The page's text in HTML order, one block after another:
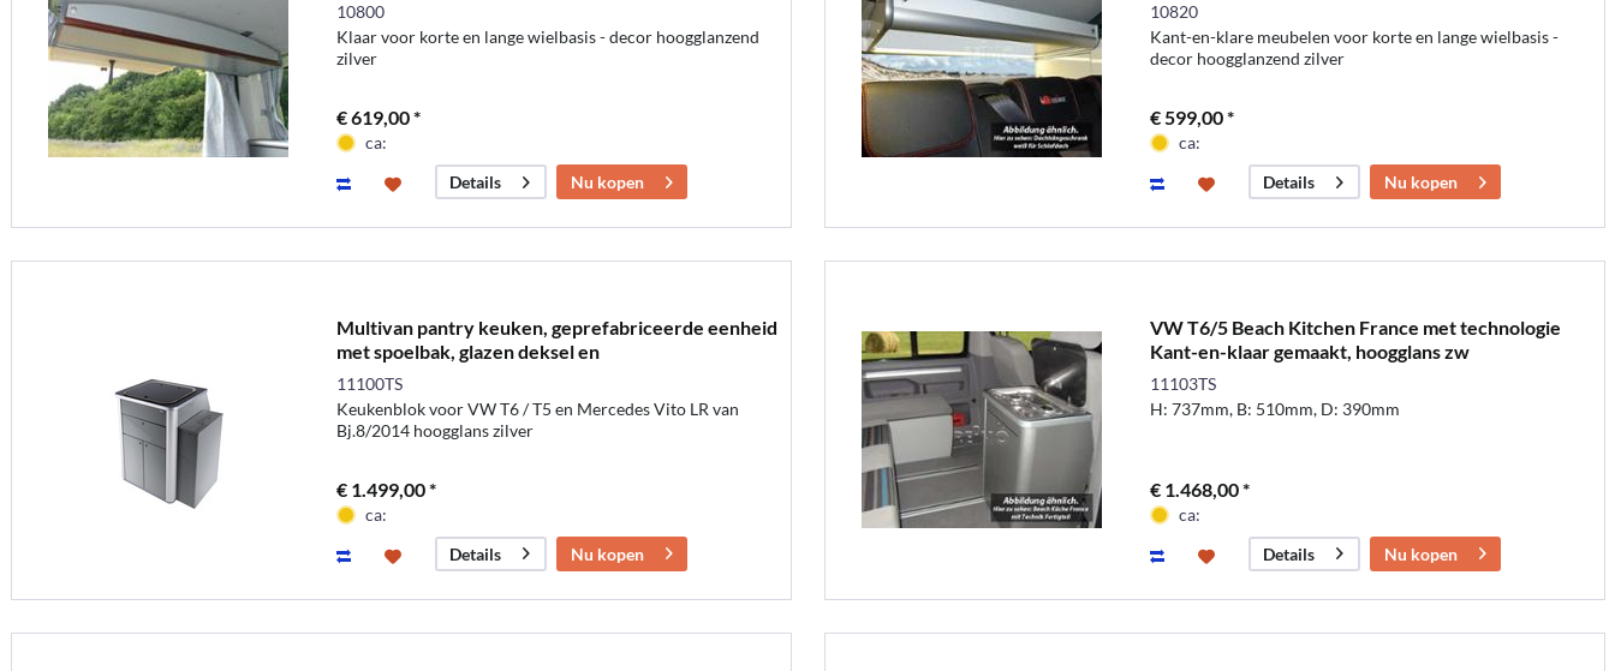
10800
Klaar voor korte en lange wielbasis - decor hoogglanzend
zilver
€ 619,00 *
ca:
Details
Nu kopen
10820
Kant-en-klare meubelen voor korte en lange wielbasis -
decor hoogglanzend zilver
€ 599,00 *
ca:
Details
Nu kopen
Multivan pantry keuken, geprefabriceerde eenheid
met spoelbak, glazen deksel en
11100TS
Keukenblok voor VW T6 / T5 en Mercedes Vito LR van
Bj.8/2014 hoogglans zilver
€ 1.499,00 *
ca:
Details
Nu kopen
VW T6/5 Beach Kitchen France met technologie
Kant-en-klaar gemaakt, hoogglans zw
11103TS
H: 737mm, B: 510mm, D: 390mm
€ 1.468,00 *
ca:
Details
Nu kopen